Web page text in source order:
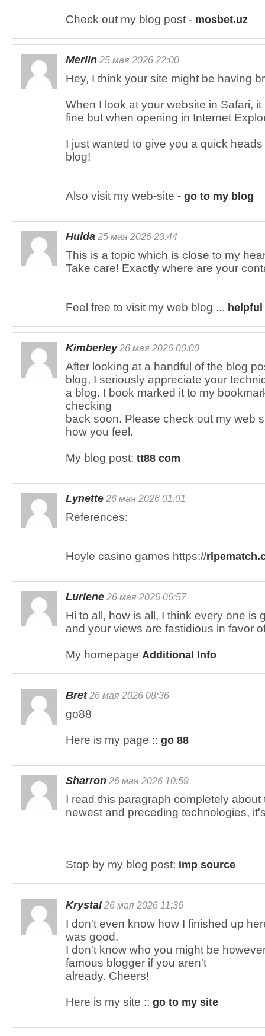
Check out my blog post - mosbet.uz
Merlin 25 мая 2026 22:00
Hey, I think your site might be having
When I look at your website in Safari, it
fine but when opening in Internet
I just wanted to give you a quick
blog!
Also visit my web-site - go to my blog
Hulda 25 мая 2026 23:44
This is a topic which is close to my
Take care! Exactly where are your
Feel free to visit my web blog ...
Kimberley26 мая 2026 00:00
After looking at a handful of the blog
blog, I seriously appreciate your
a blog. I book marked it to my
checking
back soon. Please check out my web
how you feel.
My blog post; tt88 com
Lynette 26 мая 2026 01:01
References:
Hoyle casino games https://
Lurlene 26 мая 2026 06:57
Hi to all, how is all, I think every one is
and your views are fastidious in favor
My homepage Additional Info
Bret26 мая 2026 08:36
go88
Here is my page :: go 88
Sharron 26 мая 2026 10:59
I read this paragraph completely
newest and preceding technologies,
Stop by my blog post; imp source
Krystal26 мая 2026 11:36
I don't even know how I finished up
was good.
I don't know who you might be
famous blogger if you aren't
already. Cheers!
Here is my site :: go to my site